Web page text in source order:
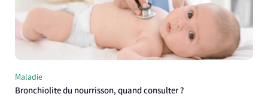
Maladie
Bronchiolite du nourrisson, quand consulter ?